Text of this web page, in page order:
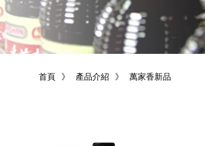
萬家香新品
》
產品介紹
》
首頁